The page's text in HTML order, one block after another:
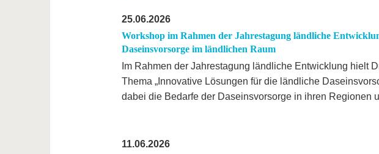
25.06.2026
Workshop im Rahmen der Jahrestagung ländliche
Daseinsvorsorge im ländlichen Raum
Im Rahmen der Jahrestagung ländliche Entwicklung hielt
Thema „Innovative Lösungen für die ländliche
dabei die Bedarfe der Daseinsvorsorge in ihren Regionen
11.06.2026